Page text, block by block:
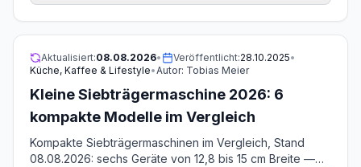
Aktualisiert:08.08.2026• Veröffentlicht:28.10.2025•
Küche, Kaffee & Lifestyle•Autor: Tobias Meier
Kleine Siebträgermaschine 2026: 6
kompakte Modelle im Vergleich
Kompakte Siebträgermaschinen im Vergleich, Stand
08.08.2026: sechs Geräte von 12,8 bis 15 cm Breite —